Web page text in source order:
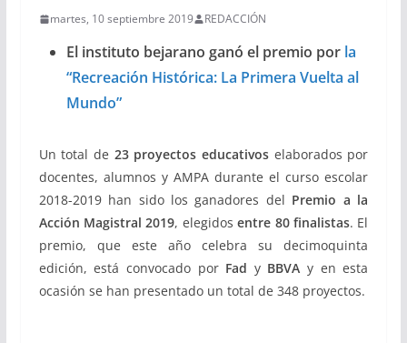
martes, 10 septiembre 2019 REDACCIÓN
El instituto bejarano ganó el premio por la
“Recreación Histórica: La Primera Vuelta al
Mundo”
Un total de 23 proyectos educativoselaborados por
docentes, alumnos y AMPA durante el curso escolar
2018-2019 han sido los ganadores del Premio a la
Acción Magistral 2019, elegidosentre 80 finalistas. El
premio, que este año celebra su decimoquinta
edición, está convocado por Fad y BBVA y en esta
ocasión se han presentado un total de 348 proyectos.